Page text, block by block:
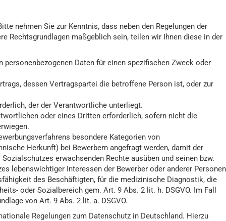
nehmen Sie zur Kenntnis, dass neben den Regelungen der
Rechtsgrundlagen maßgeblich sein, teilen wir Ihnen diese in der
Daten für einen spezifischen Zweck oder
dessen Vertragspartei die betroffene Person ist, oder zur
der der Verantwortliche unterliegt.
oder eines Dritten erforderlich, sofern nicht die
besondere Kategorien von
Herkunft) bei Bewerbern angefragt werden, damit der
erwachsenden Rechte ausüben und seinen bzw.
lebenswichtiger Interessen der Bewerber oder anderer Personen
des Beschäftigten, für die medizinische Diagnostik, die
oder Sozialbereich gem. Art. 9 Abs. 2 lit. h. DSGVO. Im Fall
von Art. 9 Abs. 2 lit. a. DSGVO.
Regelungen zum Datenschutz in Deutschland. Hierzu